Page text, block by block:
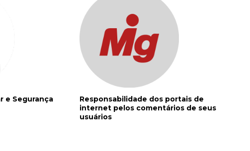
e Segurança
Responsabilidade dos portais de
internet pelos comentários de seus
usuários